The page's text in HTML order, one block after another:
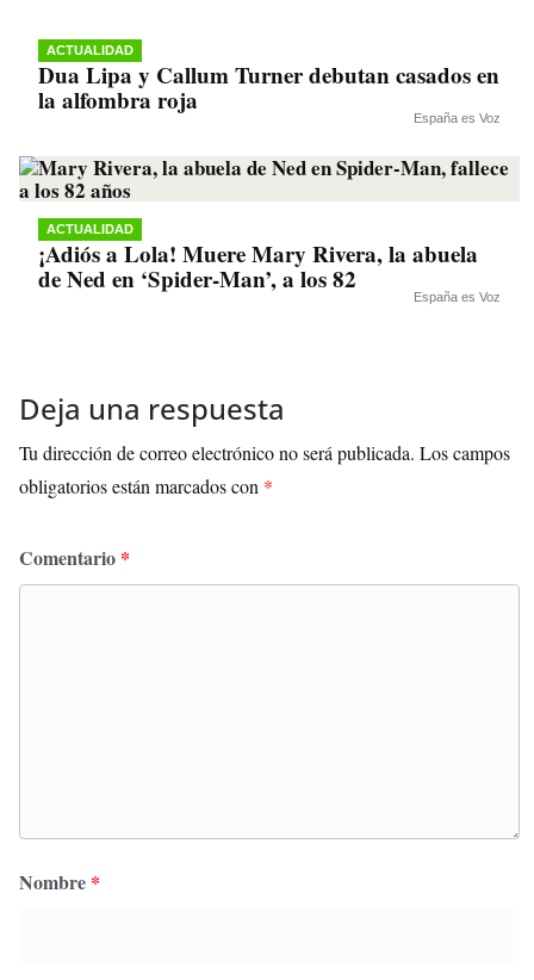
ACTUALIDAD
Dua Lipa y Callum Turner debutan casados en
la alfombra roja
España es Voz
ACTUALIDAD
¡Adiós a Lola! Muere Mary Rivera, la abuela
de Ned en ‘Spider-Man’, a los 82
España es Voz
Deja una respuesta
Tu dirección de correo electrónico no será publicada. Los campos
obligatorios están marcados con *
Comentario *
Nombre *